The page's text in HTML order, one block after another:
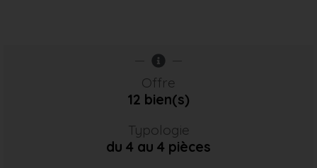
Offre
12 bien(s)
Typologie
du 4 au 4 pièces